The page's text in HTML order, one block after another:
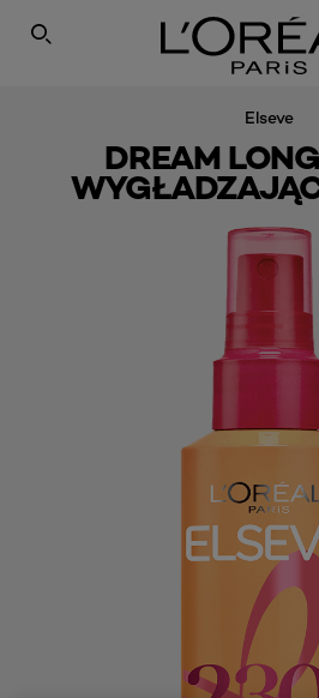
SEARCH THIS SITE
Elseve
DREAM